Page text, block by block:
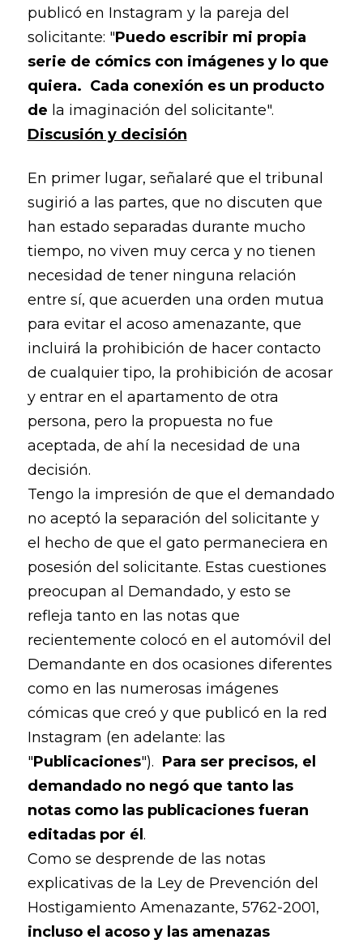
publicó en Instagram y la pareja del
solicitante: "Puedo escribir mi propia
serie de cómics con imágenes y lo que
quiera. Cada conexión es un producto
de la imaginación del solicitante".
Discusión y decisión
En primer lugar, señalaré que el tribunal
sugirió a las partes, que no discuten que
han estado separadas durante mucho
tiempo, no viven muy cerca y no tienen
necesidad de tener ninguna relación
entre sí, que acuerden una orden mutua
para evitar el acoso amenazante, que
incluirá la prohibición de hacer contacto
de cualquier tipo, la prohibición de acosar
y entrar en el apartamento de otra
persona, pero la propuesta no fue
aceptada, de ahí la necesidad de una
decisión.
Tengo la impresión de que el demandado
no aceptó la separación del solicitante y
el hecho de que el gato permaneciera en
posesión del solicitante. Estas cuestiones
preocupan al Demandado, y esto se
refleja tanto en las notas que
recientemente colocó en el automóvil del
Demandante en dos ocasiones diferentes
como en las numerosas imágenes
cómicas que creó y que publicó en la red
Instagram (en adelante: las
"Publicaciones"). Para ser precisos, el
demandado no negó que tanto las
notas como las publicaciones fueran
editadas por él .
Como se desprende de las notas
explicativas de la Ley de Prevención del
Hostigamiento Amenazante, 5762-2001,
incluso el acoso y las amenazas